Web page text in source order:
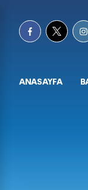
ANASAYFA